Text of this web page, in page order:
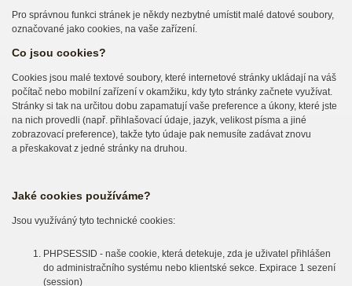
Pro správnou funkci stránek je někdy nezbytné umístit malé datové soubory,
označované jako cookies, na vaše zařízení.
Co jsou cookies?
Cookies jsou malé textové soubory, které internetové stránky ukládají na váš
počítač nebo mobilní zařízení v okamžiku, kdy tyto stránky začnete využívat.
Stránky si tak na určitou dobu zapamatují vaše preference a úkony, které jste
na nich provedli (např. přihlašovací údaje, jazyk, velikost písma a jiné
zobrazovací preference), takže tyto údaje pak nemusíte zadávat znovu
a přeskakovat z jedné stránky na druhou.
Jaké cookies používáme?
Jsou využíváný tyto technické cookies:
PHPSESSID - naše cookie, která detekuje, zda je uživatel přihlášen
do administračního systému nebo klientské sekce. Expirace 1 sezení
(session)